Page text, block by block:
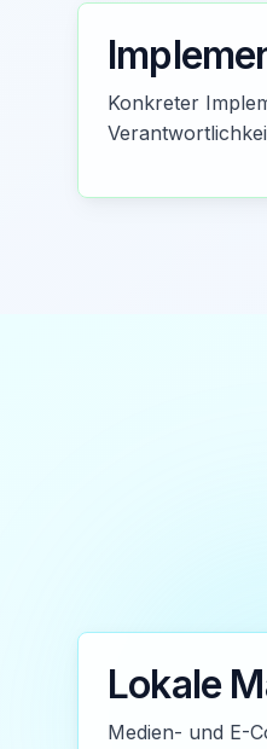
Konkreter
Lokale
Medien- und E-